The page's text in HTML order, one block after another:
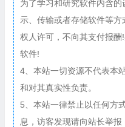
为了学习和研究软件内含
示、传输或者存储软件等
权人许可，不向其支付报
软件!
4、本站一切资源不代表本
和对其真实性负责。
5、本站一律禁止以任何方
息，访客发现请向站长举报